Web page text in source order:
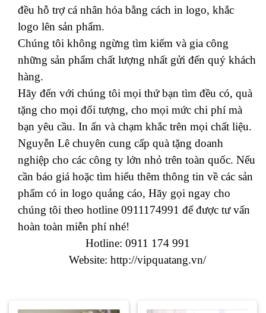
đều hỗ trợ cá nhân hóa bằng cách in logo, khắc
logo lên sản phẩm.
Chúng tôi không ngừng tìm kiếm và gia công
những sản phẩm chất lượng nhất gửi đến quý khách
hàng.
Hãy đến với chúng tôi mọi thứ bạn tìm đều có, quà
tặng cho mọi đối tượng, cho mọi mức chi phí mà
bạn yêu cầu. In ấn và chạm khắc trên mọi chất liệu.
Nguyễn Lê chuyên cung cấp quà tặng doanh
nghiệp cho các công ty lớn nhỏ trên toàn quốc. Nếu
cần báo giá hoặc tìm hiểu thêm thông tin về các sản
phẩm có in logo quảng cáo, Hãy gọi ngay cho
chúng tôi theo hotline 0911174991 để được tư vấn
hoàn toàn miễn phí nhé!
Hotline: 0911 174 991
Website: http://vipquatang.vn/